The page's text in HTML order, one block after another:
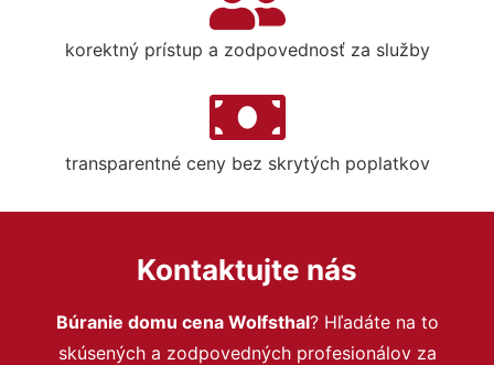
korektný prístup a zodpovednosť za služby
transparentné ceny bez skrytých poplatkov
Kontaktujte nás
Búranie domu cena Wolfsthal? Hľadáte na to
skúsených a zodpovedných profesionálov za